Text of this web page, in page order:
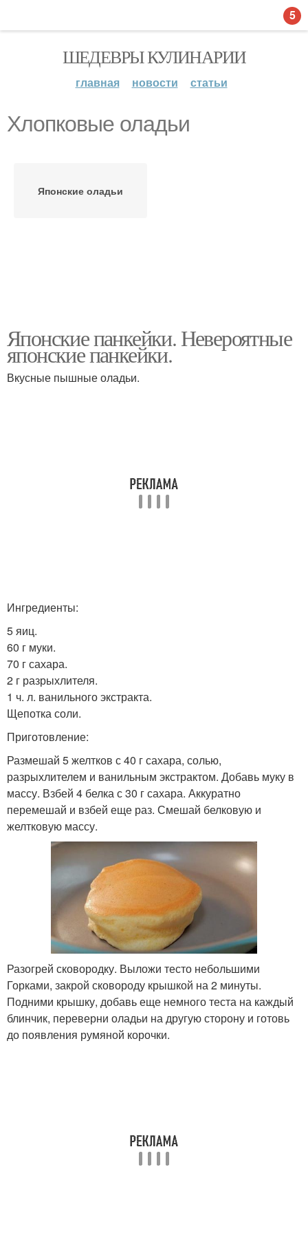
ШЕДЕВРЫ КУЛИНАРИИ
главная новости статьи
Хлопковые оладьи
Японские оладьи
Японские панкейки. Невероятные
японские панкейки.
Вкусные пышные оладьи.
Ингредиенты:
5 яиц.
60 г муки.
70 г сахара.
2 г разрыхлителя.
1 ч. л. ванильного экстракта.
Щепотка соли.
Приготовление:
Размешай 5 желтков с 40 г сахара, солью,
разрыхлителем и ванильным экстрактом. Добавь муку в
массу. Взбей 4 белка с 30 г сахара. Аккуратно
перемешай и взбей еще раз. Смешай белковую и
желтковую массу.
Разогрей сковородку. Выложи тесто небольшими
Горками, закрой сковороду крышкой на 2 минуты.
Подними крышку, добавь еще немного теста на каждый
блинчик, переверни оладьи на другую сторону и готовь
до появления румяной корочки.
5